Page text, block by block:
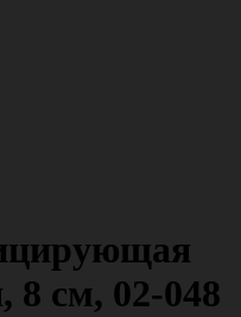
8 см, 02-048